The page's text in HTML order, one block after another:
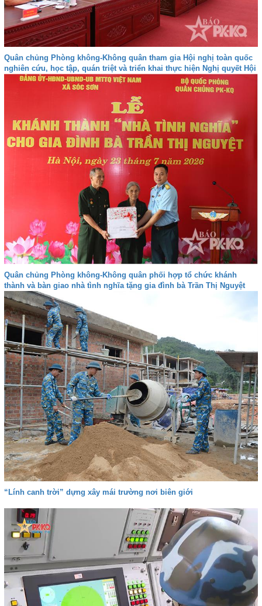
Quân chủng Phòng không-Không quân tham gia Hội nghị toàn quốc
nghiên cứu, học tập, quán triệt và triển khai thực hiện Nghị quyết Hội
nghị lần thứ ba Ban Chấp hành Trung ương Đảng khóa XIV
Quân chủng Phòng không-Không quân phối hợp tổ chức khánh
thành và bàn giao nhà tình nghĩa tặng gia đình bà Trần Thị Nguyệt
“Lính canh trời” dựng xây mái trường nơi biên giới